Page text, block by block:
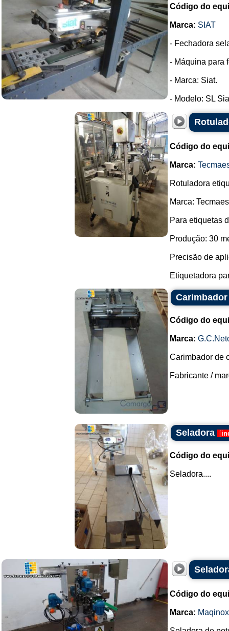
Código do
Marca: SIAT
- Fechadora
- Máquina para
- Marca: Siat.
- Modelo: SL
Código do
Marca:
Rotuladora
Marca:
Para etiquetas
Produção: 30
Precisão de
Etiquetadora
Código do
Marca:
Carimbador de
Fabricante /
Seladora [
Código do
Seladora....
Código do
Marca: Maqinox